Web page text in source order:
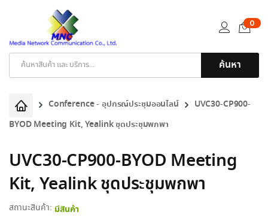
ค้นหา
0
Conference - อุปกรณ์ประชุมออนไลน์
UVC30-CP900-
BYOD Meeting Kit, Yealink ชุดประชุมพกพา
UVC30-CP900-BYOD Meeting
Kit, Yealink ชุดประชุมพกพา
สถานะสินค้า: มีสินค้า